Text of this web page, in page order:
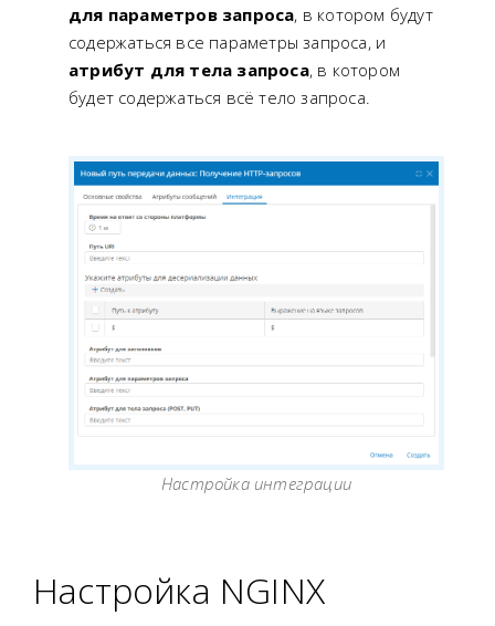
для параметров запроса, в котором будут
содержаться все параметры запроса, и
атрибут для тела запроса, в котором
будет содержаться всё тело запроса.
Настройка интеграции
Настройка NGINX